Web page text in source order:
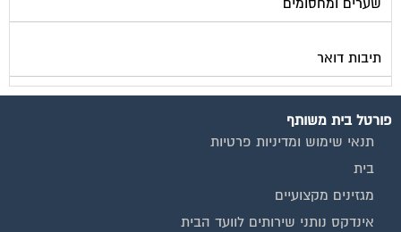
שערים ומחסומים
תיבות דואר
פורטל בית משותף
תנאי שימוש ומדיניות פרטיות
בית
מגזינים מקצועיים
אינדקס נותני שירותים לוועד הבית